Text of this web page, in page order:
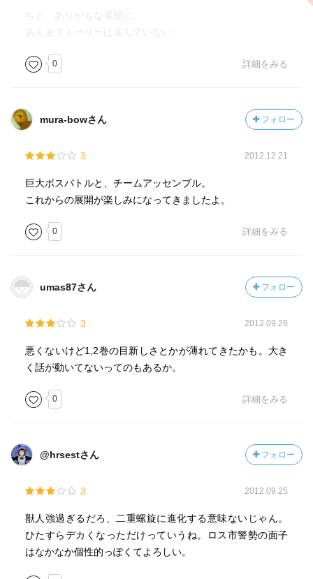
ちと、ありがちな展開に。
あんまストーリーは進んでいない。
0 詳細をみる
mura-bowさん フォロー
3 2012.12.21
巨大ボスバトルと、チームアッセンブル。
これからの展開が楽しみになってきましたよ。
0 詳細をみる
umas87さん フォロー
3 2012.09.28
悪くないけど1,2巻の目新しさとかが薄れてきたかも。大き
く話が動いてないってのもあるか。
0 詳細をみる
@hrsestさん フォロー
3 2012.09.25
獣人強過ぎるだろ、二重螺旋に進化する意味ないじゃん。
ひたすらデカくなっただけっていうね。ロス市警勢の面子
はなかなか個性的っぽくてよろしい。